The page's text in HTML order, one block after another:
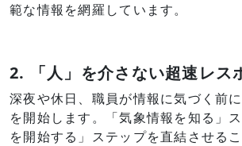
範な情報を網羅しています。
2. 「人」を介さない超速レス
深夜や休日、職員が情報に気づく前
を開始します。「気象情報を知る」
を開始する」ステップを直結させる